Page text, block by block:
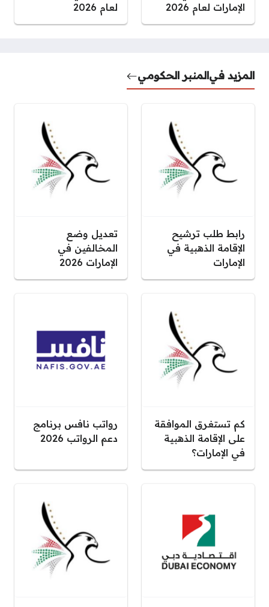
الإمارات لعام 2026
لعام 2026
المزيد فيالمنبر الحكومي
رابط طلب ترشيح
الإقامة الذهبية في
الإمارات
تعديل وضع
المخالفين في
الإمارات 2026
كم تستغرق الموافقة
على الإقامة الذهبية
في الإمارات؟
رواتب نافس برنامج
دعم الرواتب 2026